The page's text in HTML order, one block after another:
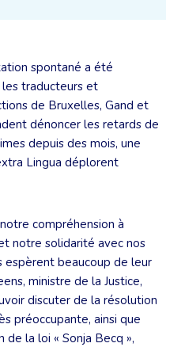
spontané a été
traducteurs et
de Bruxelles, Gand et
dénoncer les retards de
depuis des mois, une
Lingua déplorent
compréhension à
notre solidarité avec nos
espèrent beaucoup de leur
ministre de la Justice,
discuter de la résolution
préoccupante, ainsi que
de la loi « Sonja Becq »,